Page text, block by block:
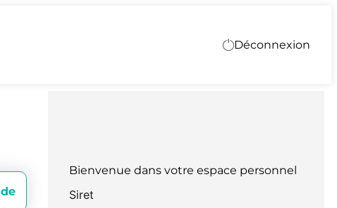
Déconnexion
Bienvenue dans votre espace personnel
Siret